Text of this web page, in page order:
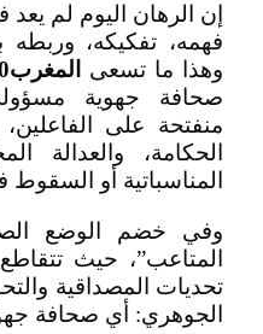
إن الرهان اليوم لم
فهمه، تفكيكه، وربطه
وهذا ما تسعى
المغرب360
صحافة جهوية
منفتحة على الفاعلين،
الحكامة، والعدالة
المناسباتية أو السقوط
وفي خضم الوضع
المتاعب”، حيث
تحديات المصداقية
الجوهري: أي صحافة